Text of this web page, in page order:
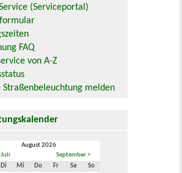
(Serviceportal)
FAQ
von A-Z
Straßenbeleuchtung melden
August 2026
Juli
September >
Di Mi Do Fr Sa
So